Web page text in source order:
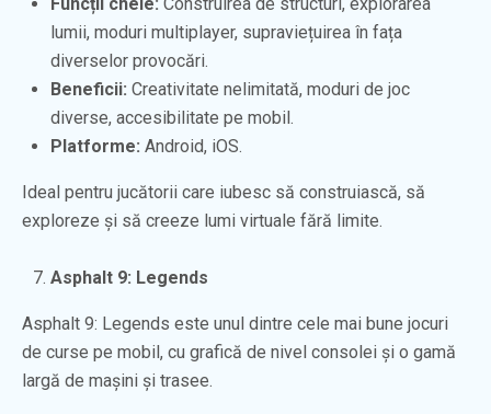
lumii, moduri multiplayer, supraviețuirea în fața
diverselor provocări.
Beneficii: Creativitate nelimitată, moduri de joc
diverse, accesibilitate pe mobil.
Platforme: Android, iOS.
Ideal pentru jucătorii care iubesc să construiască, să
exploreze și să creeze lumi virtuale fără limite.
Asphalt 9: Legends
Asphalt 9: Legends este unul dintre cele mai bune jocuri
de curse pe mobil, cu grafică de nivel consolei și o gamă
largă de mașini și trasee.